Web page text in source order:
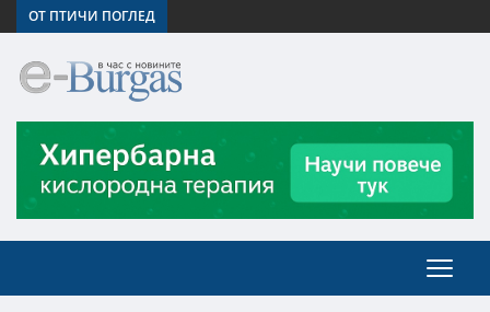
ОТ ПТИЧИ ПОГЛЕД